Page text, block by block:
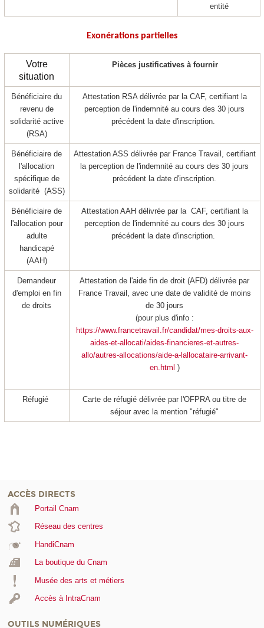
entité
Exonérations partielles
Votre
situation
Pièces justificatives à fournir
Bénéficiaire du
revenu de
solidarité active
(RSA)
Attestation RSA délivrée par la CAF, certifiant la
perception de l'indemnité au cours des 30 jours
précédent la date d'inscription.
Bénéficiaire de
l'allocation
spécifique de
solidarité (ASS)
Attestation ASS délivrée par France Travail, certifiant
la perception de l'indemnité au cours des 30 jours
précédent la date d'inscription.
Bénéficiaire de
l'allocation pour
adulte
handicapé
(AAH)
Attestation AAH délivrée par la CAF, certifiant la
perception de l'indemnité au cours des 30 jours
précédent la date d'inscription.
Demandeur
d'emploi en fin
de droits
Attestation de l'aide fin de droit (AFD) délivrée par
France Travail, avec une date de validité de moins
de 30 jours
(pour plus d'info :
https://www.francetravail.fr/candidat/mes-droits-aux-
aides-et-allocati/aides-financieres-et-autres-
allo/autres-allocations/aide-a-lallocataire-arrivant-
en.html )
Réfugié
Carte de réfugié délivrée par l'OFPRA ou titre de
séjour avec la mention "réfugié"
ACCÈS DIRECTS
Portail Cnam
Réseau des centres
HandiCnam
La boutique du Cnam
Musée des arts et métiers
Accès à IntraCnam
OUTILS NUMÉRIQUES